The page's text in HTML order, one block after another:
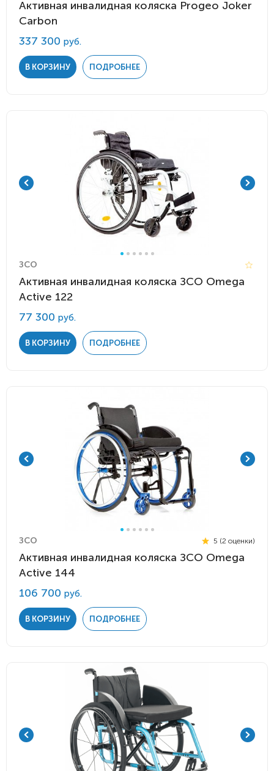
Активная инвалидная коляска Progeo Joker
Carbon
337 300 руб.
В КОРЗИНУ ПОДРОБНЕЕ
ЗСО
Активная инвалидная коляска ЗСО Omega
Active 122
77 300 руб.
В КОРЗИНУ ПОДРОБНЕЕ
ЗСО 5 (2 оценки)
Активная инвалидная коляска ЗСО Omega
Active 144
106 700 руб.
В КОРЗИНУ ПОДРОБНЕЕ